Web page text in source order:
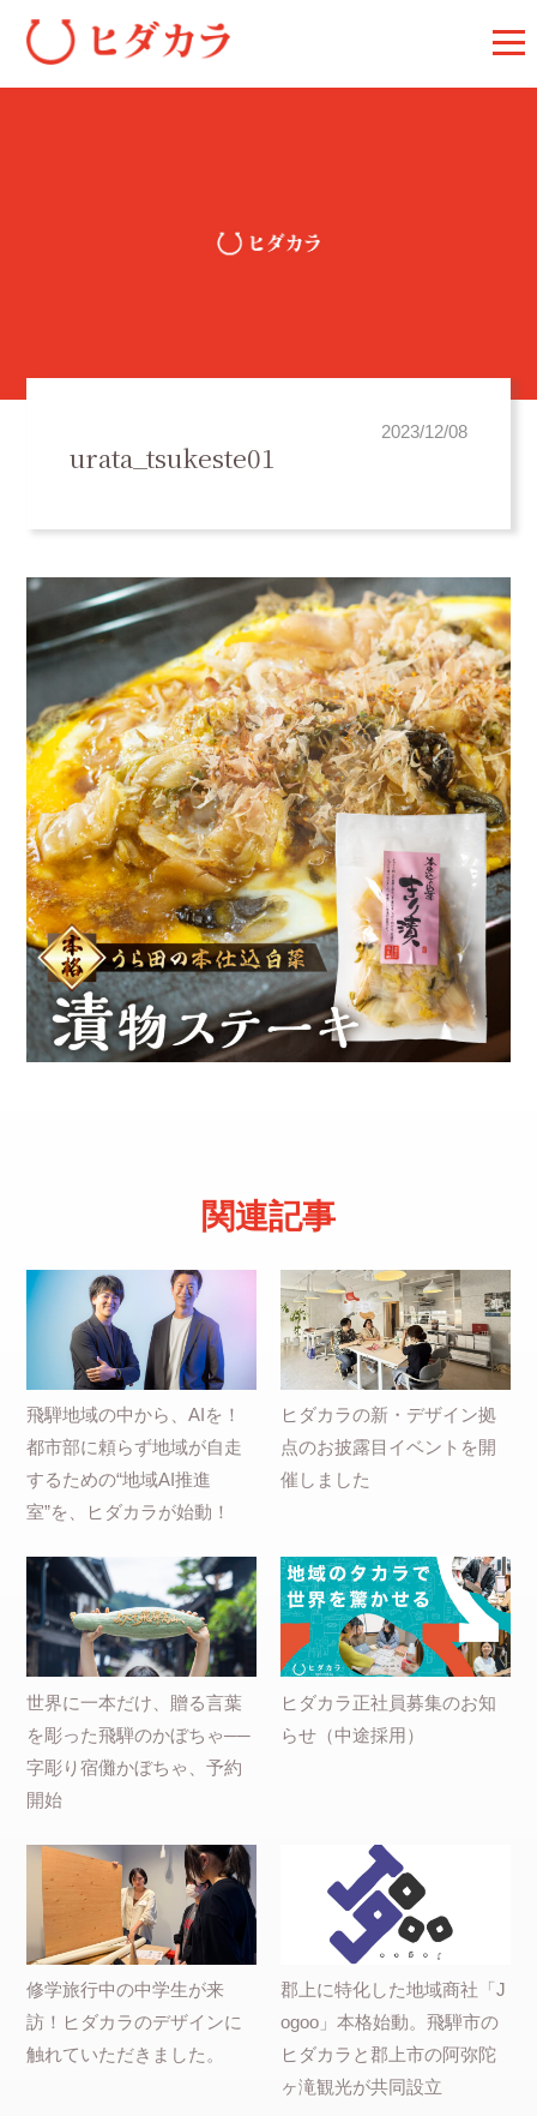
2023/12/08
urata_tsukeste01
関連記事
飛騨地域の中から、AIを！
都市部に頼らず地域が自走
するための“地域AI推進
室”を、ヒダカラが始動！
ヒダカラの新・デザイン拠
点のお披露目イベントを開
催しました
世界に一本だけ、贈る言葉
を彫った飛騨のかぼちゃ──
字彫り宿儺かぼちゃ、予約
開始
ヒダカラ正社員募集のお知
らせ（中途採用）
修学旅行中の中学生が来
訪！ヒダカラのデザインに
触れていただきました。
郡上に特化した地域商社「J
ogoo」本格始動。飛騨市の
ヒダカラと郡上市の阿弥陀
ヶ滝観光が共同設立